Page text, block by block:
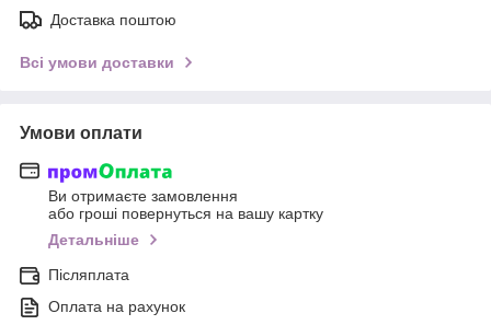
Доставка поштою
Всі умови доставки
Умови оплати
Ви отримаєте замовлення
або гроші повернуться на вашу картку
Детальніше
Післяплата
Оплата на рахунок